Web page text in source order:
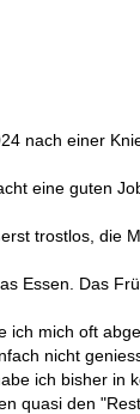
nach einer
eine guten
trostlos, die
Essen. Das
ich mich oft
nicht
ich bisher in
quasi den